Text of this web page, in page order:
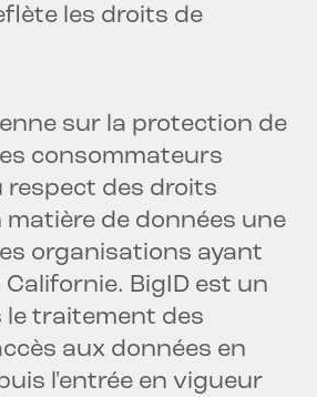
les droits de
sur la protection de
consommateurs
respect des droits
de données une
organisations ayant
BigID est un
le traitement des
aux données en
l'entrée en vigueur